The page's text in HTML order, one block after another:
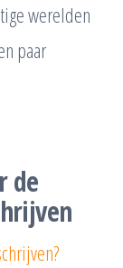
werelden
paar
de